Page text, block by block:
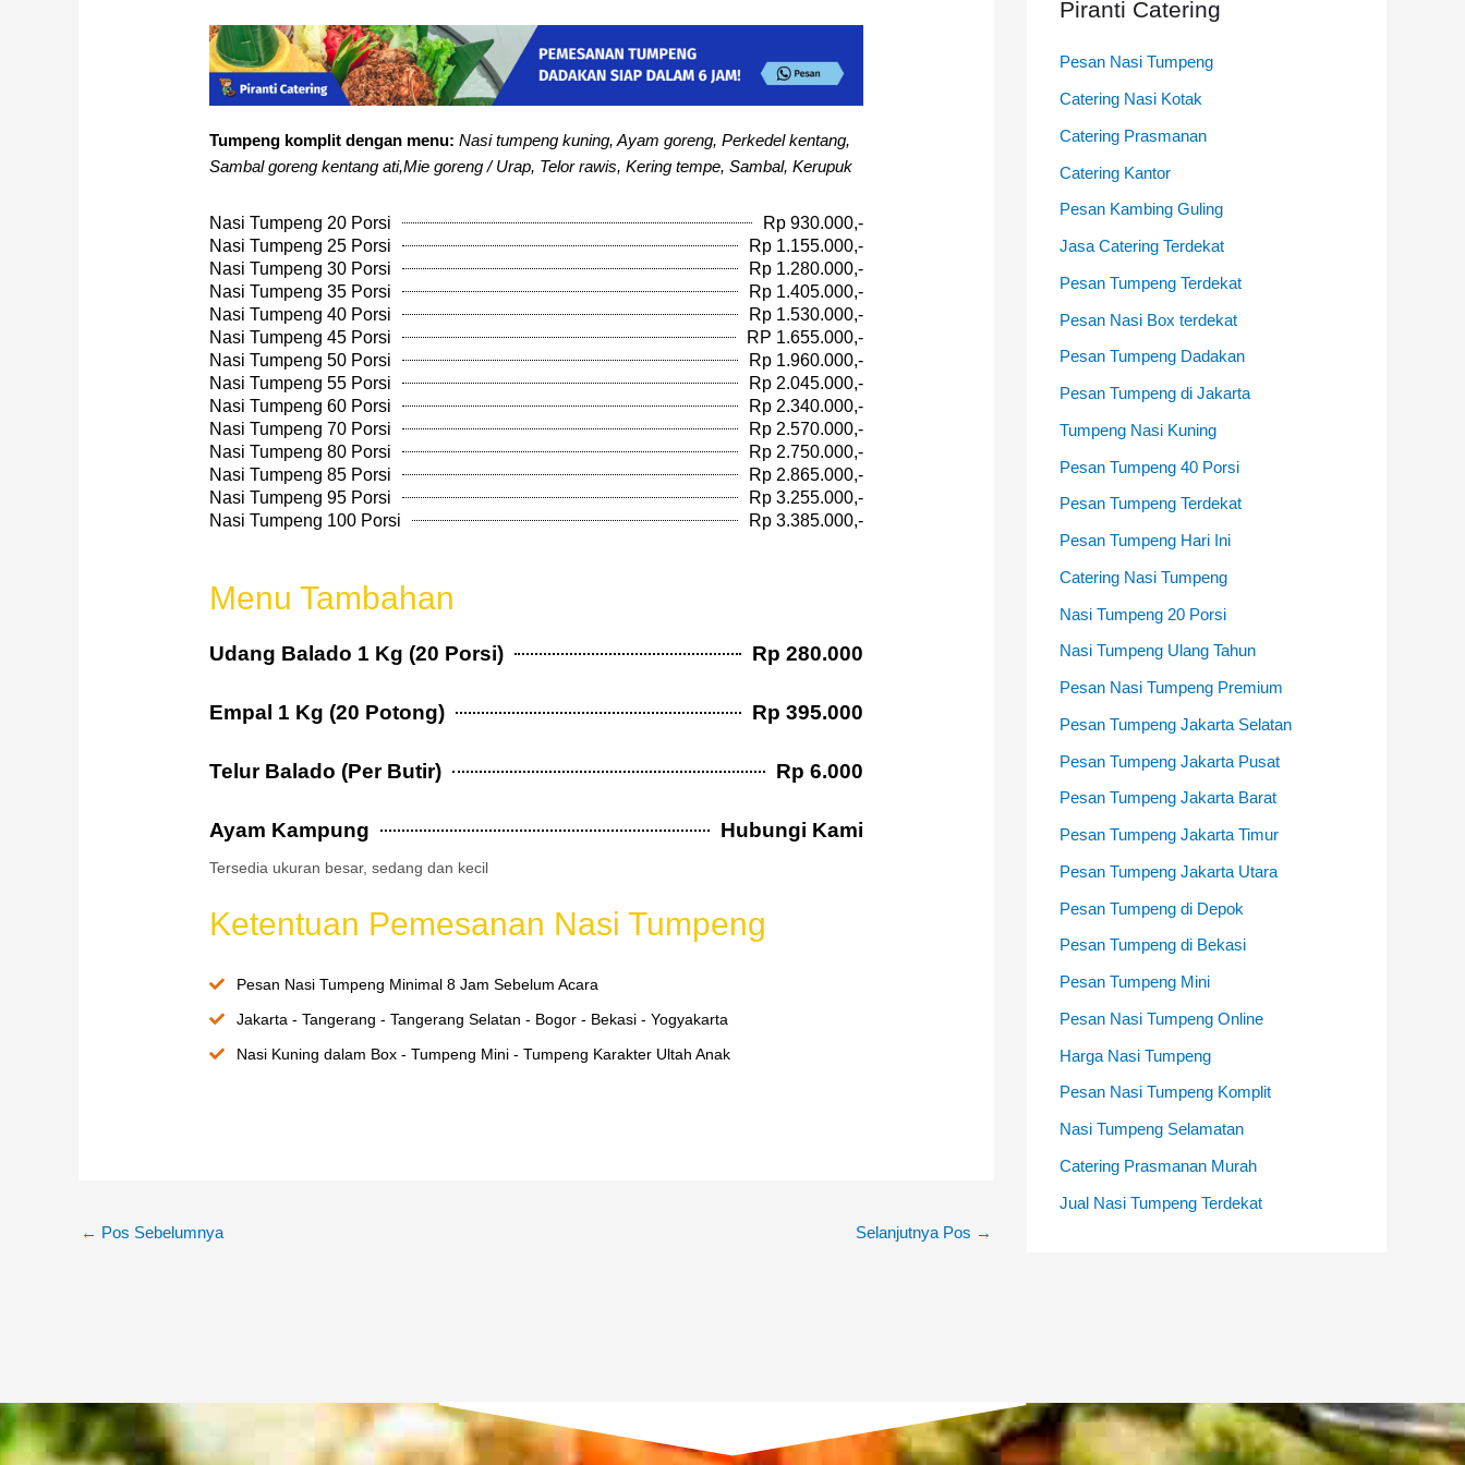
Tumpeng komplit dengan menu: Nasi tumpeng kuning, Ayam goreng, Perkedel kentang,
Sambal goreng kentang ati,Mie goreng / Urap, Telor rawis, Kering tempe, Sambal, Kerupuk
Nasi Tumpeng 20 Porsi
Rp 930.000,-
Nasi Tumpeng 25 Porsi
Rp 1.155.000,-
Nasi Tumpeng 30 Porsi
Rp 1.280.000,-
Nasi Tumpeng 35 Porsi
Rp 1.405.000,-
Nasi Tumpeng 40 Porsi
Rp 1.530.000,-
Nasi Tumpeng 45 Porsi
RP 1.655.000,-
Nasi Tumpeng 50 Porsi
Rp 1.960.000,-
Nasi Tumpeng 55 Porsi
Rp 2.045.000,-
Nasi Tumpeng 60 Porsi
Rp 2.340.000,-
Nasi Tumpeng 70 Porsi
Rp 2.570.000,-
Nasi Tumpeng 80 Porsi
Rp 2.750.000,-
Nasi Tumpeng 85 Porsi
Rp 2.865.000,-
Nasi Tumpeng 95 Porsi
Rp 3.255.000,-
Nasi Tumpeng 100 Porsi
Rp 3.385.000,-
Menu Tambahan
Udang Balado 1 Kg (20 Porsi) Rp 280.000
Empal 1 Kg (20 Potong) Rp 395.000
Telur Balado (Per Butir) Rp 6.000
Ayam Kampung Hubungi Kami
Tersedia ukuran besar, sedang dan kecil
Ketentuan Pemesanan Nasi Tumpeng
Pesan Nasi Tumpeng Minimal 8 Jam Sebelum Acara
Jakarta - Tangerang - Tangerang Selatan - Bogor - Bekasi - Yogyakarta
Nasi Kuning dalam Box - Tumpeng Mini - Tumpeng Karakter Ultah Anak
← Pos Sebelumnya Selanjutnya Pos →
Piranti Catering
Pesan Nasi Tumpeng
Catering Nasi Kotak
Catering Prasmanan
Catering Kantor
Pesan Kambing Guling
Jasa Catering Terdekat
Pesan Tumpeng Terdekat
Pesan Nasi Box terdekat
Pesan Tumpeng Dadakan
Pesan Tumpeng di Jakarta
Tumpeng Nasi Kuning
Pesan Tumpeng 40 Porsi
Pesan Tumpeng Terdekat
Pesan Tumpeng Hari Ini
Catering Nasi Tumpeng
Nasi Tumpeng 20 Porsi
Nasi Tumpeng Ulang Tahun
Pesan Nasi Tumpeng Premium
Pesan Tumpeng Jakarta Selatan
Pesan Tumpeng Jakarta Pusat
Pesan Tumpeng Jakarta Barat
Pesan Tumpeng Jakarta Timur
Pesan Tumpeng Jakarta Utara
Pesan Tumpeng di Depok
Pesan Tumpeng di Bekasi
Pesan Tumpeng Mini
Pesan Nasi Tumpeng Online
Harga Nasi Tumpeng
Pesan Nasi Tumpeng Komplit
Nasi Tumpeng Selamatan
Catering Prasmanan Murah
Jual Nasi Tumpeng Terdekat